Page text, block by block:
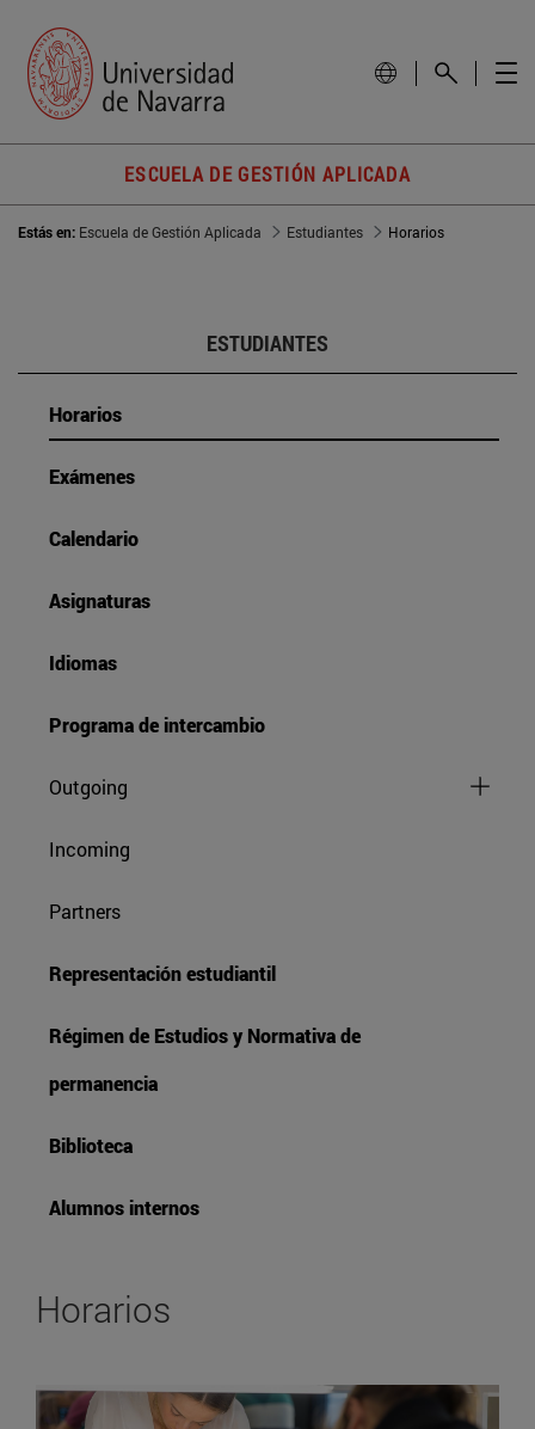
ESCUELA DE GESTIÓN APLICADA
Estás en: Escuela de Gestión Aplicada Estudiantes Horarios
ESTUDIANTES
Horarios
Exámenes
Calendario
Asignaturas
Idiomas
Programa de intercambio
Outgoing
Incoming
Partners
Representación estudiantil
Régimen de Estudios y Normativa de
permanencia
Biblioteca
Alumnos internos
Horarios